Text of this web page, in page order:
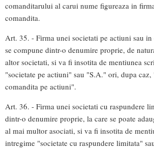
comanditarului al carui nume figureaza in
comandita.
Art. 35. - Firma unei societati pe actiuni sau
se compune dintr-o denumire proprie, de
altor societati, si va fi insotita de mentiunea
"societate pe actiuni" sau "S.A." ori, dupa caz,
comandita pe actiuni".
Art. 36. - Firma unei societati cu raspundere
dintr-o denumire proprie, la care se poate
al mai multor asociati, si va fi insotita de
intregime "societate cu raspundere limitata"